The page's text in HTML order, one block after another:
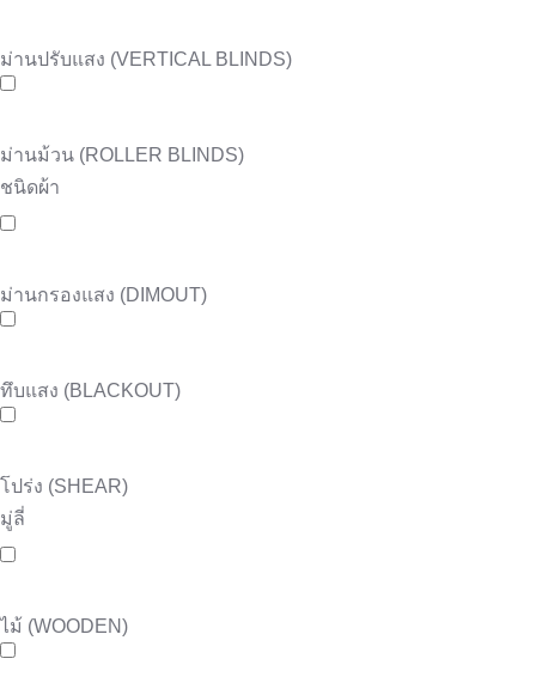
ม่านปรับแสง (VERTICAL BLINDS)
ม่านม้วน (ROLLER BLINDS)
ชนิดผ้า
ม่านกรองแสง (DIMOUT)
ทึบแสง (BLACKOUT)
โปร่ง (SHEAR)
มู่ลี่
ไม้ (WOODEN)